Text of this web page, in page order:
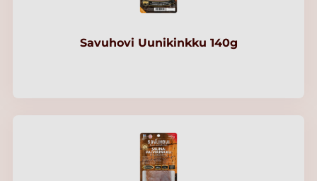
Savuhovi Uunikinkku 140g